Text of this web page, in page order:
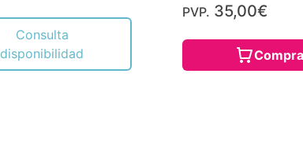
Consulta
disponibilidad
PVP. 35,00€